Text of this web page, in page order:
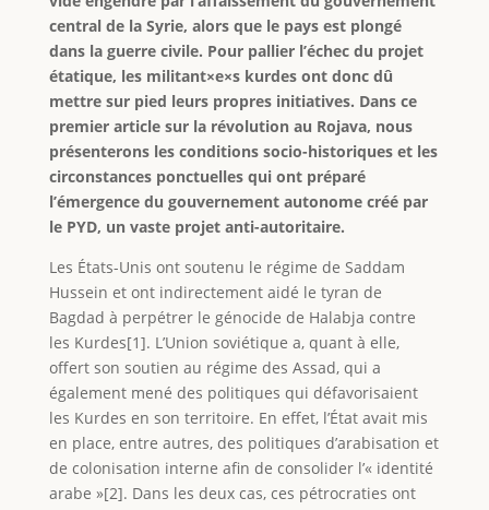
central de la Syrie, alors que le pays est plongé
dans la guerre civile. Pour pallier l’échec du projet
étatique, les militant×e×s kurdes ont donc dû
mettre sur pied leurs propres initiatives. Dans ce
premier article sur la révolution au Rojava, nous
présenterons les conditions socio-historiques et les
circonstances ponctuelles qui ont préparé
l’émergence du gouvernement autonome créé par
le PYD, un vaste projet anti-autoritaire.
Les États-Unis ont soutenu le régime de Saddam
Hussein et ont indirectement aidé le tyran de
Bagdad à perpétrer le génocide de Halabja contre
les Kurdes[1]. L’Union soviétique a, quant à elle,
offert son soutien au régime des Assad, qui a
également mené des politiques qui défavorisaient
les Kurdes en son territoire. En effet, l’État avait mis
en place, entre autres, des politiques d’arabisation et
de colonisation interne afin de consolider l’« identité
arabe »[2]. Dans les deux cas, ces pétrocraties ont